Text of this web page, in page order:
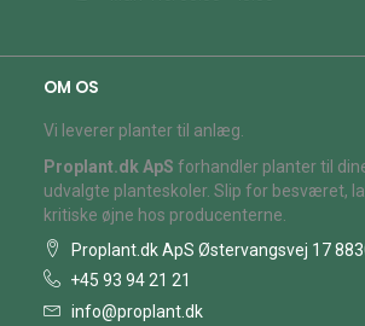
OM OS
Vi leverer planter til anlæg.
Proplant.dk ApS forhandler planter til
udvalgte planteskoler. Slip for besværet,
kritiske øjne hos producenterne.
Proplant.dk ApS Østervangsvej 17
+45 93 94 21 21
info@proplant.dk